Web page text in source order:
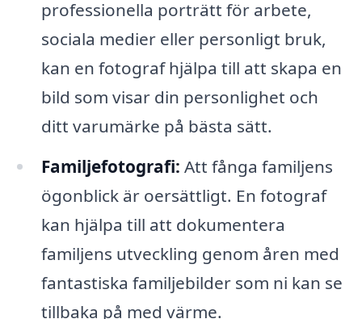
professionella porträtt för arbete,
sociala medier eller personligt bruk,
kan en fotograf hjälpa till att skapa en
bild som visar din personlighet och
ditt varumärke på bästa sätt.
Familjefotografi: Att fånga familjens
ögonblick är oersättligt. En fotograf
kan hjälpa till att dokumentera
familjens utveckling genom åren med
fantastiska familjebilder som ni kan se
tillbaka på med värme.